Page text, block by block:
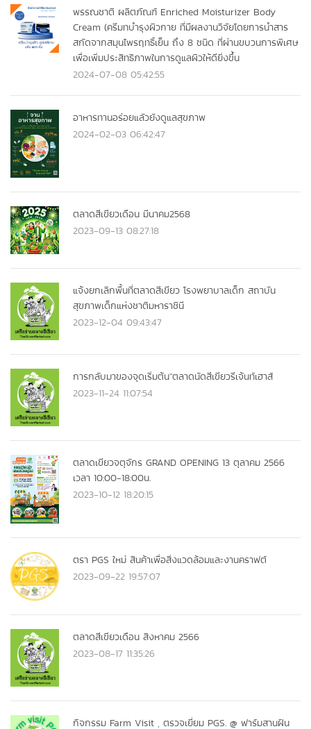
พรรณชาติ ผลิตภัณฑ์ Enriched Moisturizer Body
Cream (ครีมทบำรุงผิวกาย ที่มีผลงานวิจัยโดยการนำสาร
สกัดจากสมุนไพรฤทธิ์เย็น ถึง 8 ชนิด ที่ผ่านขบวนการพิเศษ
เพื่อเพิ่มประสิทธิภาพในการดูแลผิวให้ดียิ่งขึ้น
2024-07-08 05:42:55
อาหารทานอร่อยแลัวยังดูแลสุขภาพ
2024-02-03 06:42:47
ตลาดสีเขียวเดือน มีนาคม2568
2023-09-13 08:27:18
แจ้งยกเลิกพื้นที่ตลาดสีเขียว โรงพยาบาลเด็ก สถาบัน
สุขภาพเด็กแห่งชาติมหาราชินี
2023-12-04 09:43:47
การกลับมาของจุดเริ่มต้น"ตลาดนัดสีเขียวรีเจ้นท์เฮาส์
2023-11-24 11:07:54
ตลาดเขียวจตุจักร GRAND OPENING 13 ตุลาคม 2566
เวลา 10:00-18:00น.
2023-10-12 18:20:15
ตรา PGS ใหม่ สินค้าเพื่อสิ่งแวดล้อมและงานคราฟต์
2023-09-22 19:57:07
ตลาดสีเขียวเดือน สิงหาคม 2566
2023-08-17 11:35:26
กิจกรรม Farm Visit , ตรวจเยี่ยม PGS. @ ฟาร์มสานฝัน